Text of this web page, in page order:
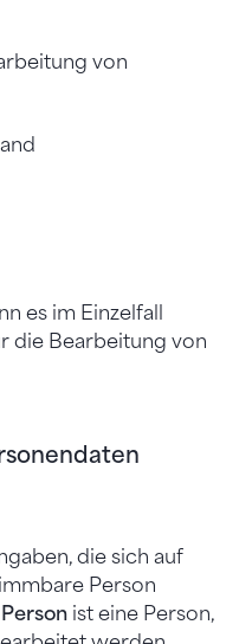
von
es im Einzelfall
die Bearbeitung von
die sich auf
Person
ist eine Person,